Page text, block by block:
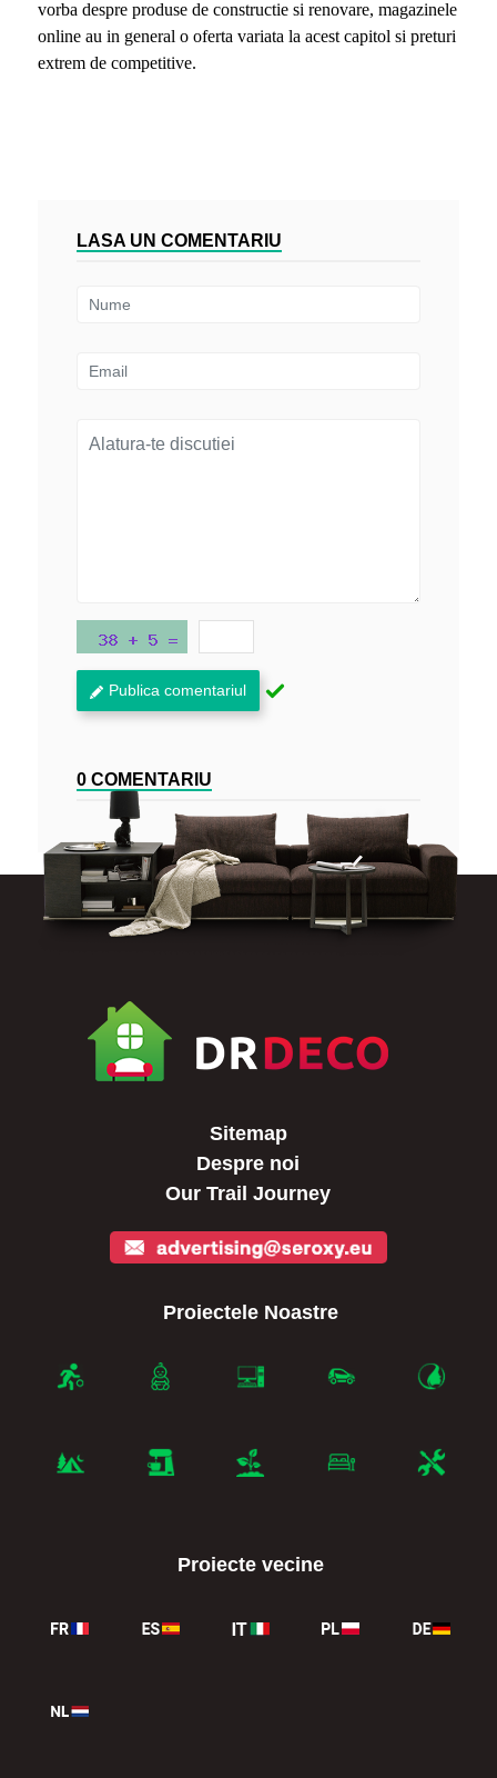
vorba despre produse de constructie si renovare, magazinele
online au in general o oferta variata la acest capitol si preturi
extrem de competitive.
LASA UN COMENTARIU
Publica comentariul
0 COMENTARIU
Sitemap
Despre noi
Our Trail Journey
Proiectele Noastre
Proiecte vecine